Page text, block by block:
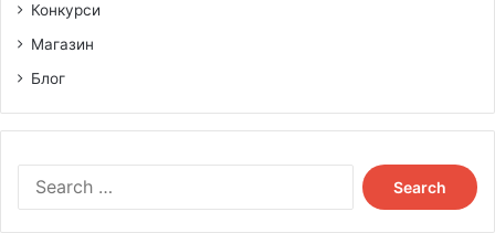
Конкурси
Магазин
Блог
Search
for: